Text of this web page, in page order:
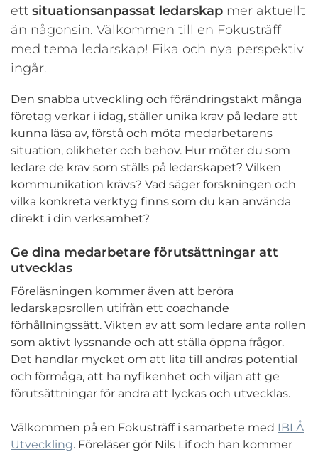
ett situationsanpassat ledarskap mer aktuellt
än någonsin. Välkommen till en Fokusträff
med tema ledarskap! Fika och nya perspektiv
ingår.
Den snabba utveckling och förändringstakt många
företag verkar i idag, ställer unika krav på ledare att
kunna läsa av, förstå och möta medarbetarens
situation, olikheter och behov. Hur möter du som
ledare de krav som ställs på ledarskapet? Vilken
kommunikation krävs? Vad säger forskningen och
vilka konkreta verktyg finns som du kan använda
direkt i din verksamhet?
Ge dina medarbetare förutsättningar att
utvecklas
Föreläsningen kommer även att beröra
ledarskapsrollen utifrån ett coachande
förhållningssätt. Vikten av att som ledare anta rollen
som aktivt lyssnande och att ställa öppna frågor.
Det handlar mycket om att lita till andras potential
och förmåga, att ha nyfikenhet och viljan att ge
förutsättningar för andra att lyckas och utvecklas.
Välkommen på en Fokusträff i samarbete med IBLÅ
Utveckling. Föreläser gör Nils Lif och han kommer